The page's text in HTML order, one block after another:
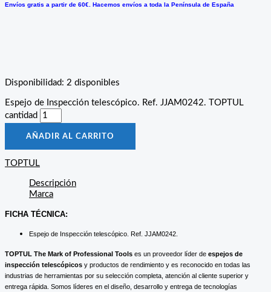
Envíos gratis a partir de 60€. Hacemos envíos a toda la Península de España
Disponibilidad: 2 disponibles
Espejo de Inspección telescópico. Ref. JJAM0242. TOPTUL
cantidad
AÑADIR AL CARRITO
TOPTUL
Descripción
Marca
FICHA TÉCNICA:
Espejo de Inspección telescópico. Ref. JJAM0242.
TOPTUL The Mark of Professional Tools es un proveedor líder de espejos de
inspección telescópicos y productos de rendimiento y es reconocido en todas las
industrias de herramientas por su selección completa, atención al cliente superior y
entrega rápida. Somos líderes en el diseño, desarrollo y entrega de tecnologías